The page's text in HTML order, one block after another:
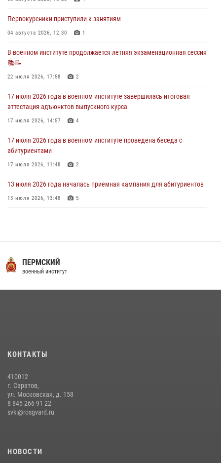
29 июля 2026, 06:41 6
28 июля 2026 года в военном институте организована беседа и
праздничный молебен
В военном институте завершается летняя экзаменационная сессия
28 июля 2026, 10:41
Первокурсники приступили к занятиям
04 августа 2026, 12:30 1
В военном институте продолжается летняя экзаменационная сессия
📚📝
22 июля 2026, 17:58 2
17 июля 2026 года в военном институте завершилась итоговая
аттестация адъюнктов выпускного курса
17 июля 2026, 14:57 4
17 июля 2026 года в военном институте проведена беседа с
абитуриентами
17 июля 2026, 11:48 2
13 июля 2026 года началась приемная кампания для абитуриентов
13 июля 2026, 13:48 5
29 июля 2026, 06:45 2
16 июля 2026 года между военным институтом и ООО «ЭЛРЕМ»
заключено соглашение о научно-техническом сотрудничестве
года
31 июля 2026, 12:08
ПЕРМСКИЙ
военный институт
КОНТАКТЫ
410012
г. Саратов,
ул. Московская, д. 158
8 845 266 91 22
svki@rosgvard.ru
НОВОСТИ